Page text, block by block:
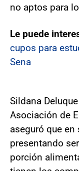
no aptos para
Le puede
cupos para
Sena
Sildana
Asociación de
aseguró que en
presentando
porción